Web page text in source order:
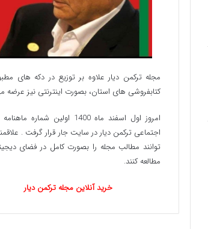
مجله ترکمن دیار علاوه بر توزیع در دکه های
کتابفروشی های استان، بصورت اینترنتی نیز عرضه
امروز اول اسفند ماه 1400 اولین شماره
اجتماعی ترکمن دیار در سایت جار قرار گرفت .
توانند مطالب مجله را بصورت کامل در فضای
مطالعه کنند.
خرید آنلاین مجله ترکمن دیار